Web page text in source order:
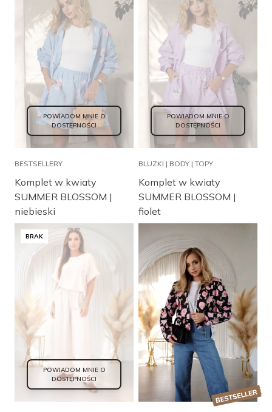
POWIADOM MNIE O
DOSTĘPNOŚCI
BESTSELLERY
Komplet w kwiaty
SUMMER BLOSSOM |
niebieski
POWIADOM MNIE O
DOSTĘPNOŚCI
BLUZKI | BODY | TOPY
Komplet w kwiaty
SUMMER BLOSSOM |
fiolet
POWIADOM MNIE O
DOSTĘPNOŚCI
BRAK